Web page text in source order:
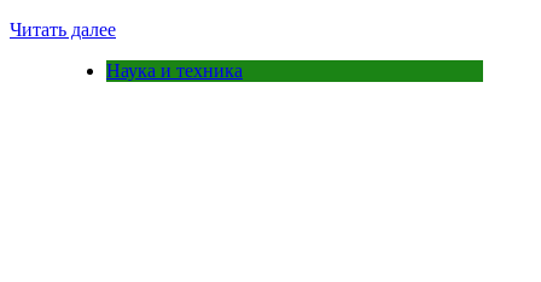
Читать далее
Наука и техника